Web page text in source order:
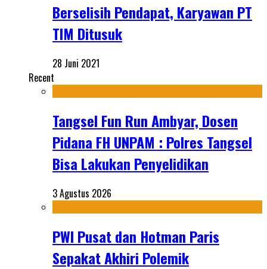
Berselisih Pendapat, Karyawan PT
TIM Ditusuk
28 Juni 2021
Recent
Tangsel Fun Run Ambyar, Dosen
Pidana FH UNPAM : Polres Tangsel
Bisa Lakukan Penyelidikan
3 Agustus 2026
PWI Pusat dan Hotman Paris
Sepakat Akhiri Polemik